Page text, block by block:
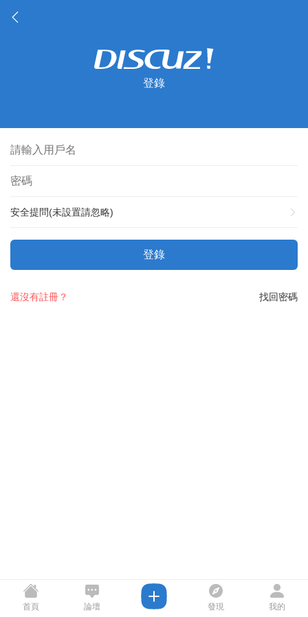
登錄
安全提問(未設置請忽略)
登錄
找回密碼
還沒有註冊？
首頁 論壇 發現 我的